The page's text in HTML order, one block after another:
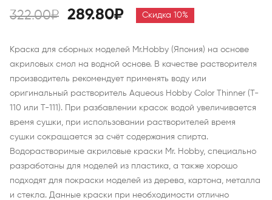
322.00₽ 289.80₽ Скидка 10%
Краска для сборных моделей Mr.Hobby (Япония) на основе
акриловых смол на водной основе. В качестве растворителя
производитель рекомендует применять воду или
оригинальный растворитель Aqueous Hobby Color Thinner (T-
110 или Т-111). При разбавлении красок водой увеличивается
время сушки, при использовании растворителей время
сушки сокращается за счёт содержания спирта.
Водорастворимые акриловые краски Mr. Hobby, специально
разработаны для моделей из пластика, а также хорошо
подходят для покраски моделей из дерева, картона, металла
и стекла. Данные краски при необходимости отлично